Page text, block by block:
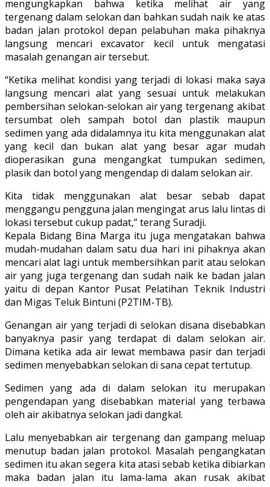
mengungkapkan bahwa ketika melihat air yang
tergenang dalam selokan dan bahkan sudah naik ke atas
badan jalan protokol depan pelabuhan maka pihaknya
langsung mencari excavator kecil untuk mengatasi
masalah genangan air tersebut.
“Ketika melihat kondisi yang terjadi di lokasi maka saya
langsung mencari alat yang sesuai untuk melakukan
pembersihan selokan-selokan air yang tergenang akibat
tersumbat oleh sampah botol dan plastik maupun
sedimen yang ada didalamnya itu kita menggunakan alat
yang kecil dan bukan alat yang besar agar mudah
dioperasikan guna mengangkat tumpukan sedimen,
plasik dan botol yang mengendap di dalam selokan air.
Kita tidak menggunakan alat besar sebab dapat
menggangu pengguna jalan mengingat arus lalu lintas di
lokasi tersebut cukup padat,” terang Suradji.
Kepala Bidang Bina Marga itu juga mengatakan bahwa
mudah-mudahan dalam satu dua hari ini pihaknya akan
mencari alat lagi untuk membersihkan parit atau selokan
air yang juga tergenang dan sudah naik ke badan jalan
yaitu di depan Kantor Pusat Pelatihan Teknik Industri
dan Migas Teluk Bintuni (P2TIM-TB).
Genangan air yang terjadi di selokan disana disebabkan
banyaknya pasir yang terdapat di dalam selokan air.
Dimana ketika ada air lewat membawa pasir dan terjadi
sedimen menyebabkan selokan di sana cepat tertutup.
Sedimen yang ada di dalam selokan itu merupakan
pengendapan yang disebabkan material yang terbawa
oleh air akibatnya selokan jadi dangkal.
Lalu menyebabkan air tergenang dan gampang meluap
menutup badan jalan protokol. Masalah pengangkatan
sedimen itu akan segera kita atasi sebab ketika dibiarkan
maka badan jalan itu lama-lama akan rusak akibat